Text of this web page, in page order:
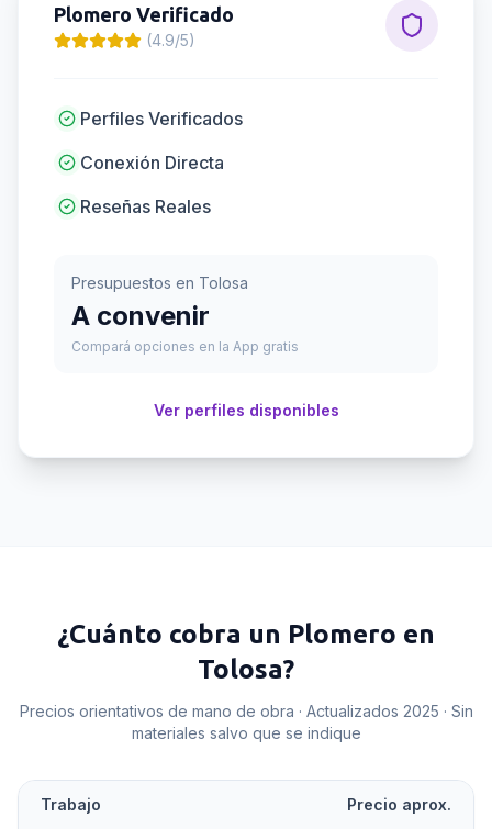
Plomero Verificado
(4.9/5)
Perfiles Verificados
Conexión Directa
Reseñas Reales
Presupuestos en Tolosa
A convenir
Compará opciones en la App gratis
Ver perfiles disponibles
¿Cuánto cobra un Plomero en
Tolosa?
Precios orientativos de mano de obra · Actualizados 2025 · Sin
materiales salvo que se indique
Trabajo Precio aprox.